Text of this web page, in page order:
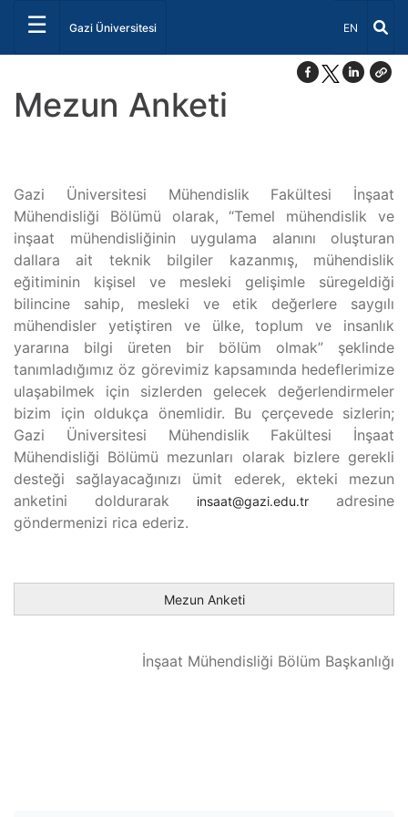
☰ Gazi Üniversitesi Dil Seçiniz
EN
Mezun Anketi
Gazi Üniversitesi Mühendislik Fakültesi İnşaat
Mühendisliği Bölümü olarak, “Temel mühendislik ve
inşaat mühendisliğinin uygulama alanını oluşturan
dallara ait teknik bilgiler kazanmış, mühendislik
eğitiminin kişisel ve mesleki gelişimle süregeldiği
bilincine sahip, mesleki ve etik değerlere saygılı
mühendisler yetiştiren ve ülke, toplum ve insanlık
yararına bilgi üreten bir bölüm olmak” şeklinde
tanımladığımız öz görevimiz kapsamında hedeflerimize
ulaşabilmek için sizlerden gelecek değerlendirmeler
bizim için oldukça önemlidir. Bu çerçevede sizlerin;
Gazi Üniversitesi Mühendislik Fakültesi İnşaat
Mühendisliği Bölümü mezunları olarak bizlere gerekli
desteği sağlayacağınızı ümit ederek, ekteki mezun
anketini doldurarak
insaat@gazi.edu.tr adresine
göndermenizi rica ederiz.
Mezun Anketi
İnşaat Mühendisliği Bölüm Başkanlığı